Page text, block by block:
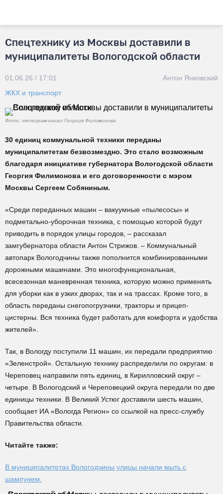
Спецтехнику из Москвы доставили в
муниципалитеты Вологодской области
01.06.26 / 17:01
Антон Янковский
ЖКХ и транспорт
Фото: телеграм-канал Георгия Филимонова
30 единиц коммунальной техники переданы
муниципалитетам безвозмездно. Это стало возможным
благодаря инициативе губернатора Вологодской области
Георгия Филимонова и его договоренности с мэром
Москвы Сергеем Собяниным.
«Среди переданных машин – вакуумные «пылесосы» и
подметально-уборочная техника, с помощью которой будут
приводить в порядок улицы городов, – рассказал
замгубернатора области Антон Стрижов. – Коммунальный
автопарк Вологодчины также пополнится комбинированными
дорожными машинами. Это многофункциональная,
всесезонная маневренная техника, которую можно применять
для уборки как в узких дворах, так и на трассах. Кроме того, в
область переданы снегопогрузчики, тракторы и прицеп-
цистерны. Вся техника будет работать для комфорта и удобства
жителей».
Так, в Вологду поступили 11 машин, их передали предприятию
«Зеленстрой». Остальную технику распределили по округам: в
Череповец направили пять единиц, в Кирилловский округ –
четыре. В Вологодский и Череповецкий округа передали по две
единицы техники. В Великий Устюг доставили шесть машин,
сообщает ИА «Вологда Регион» со ссылкой на пресс-службу
Правительства области.
Читайте также:
В муниципалитетах Вологодчины улицы начали мыть с
шампунем.